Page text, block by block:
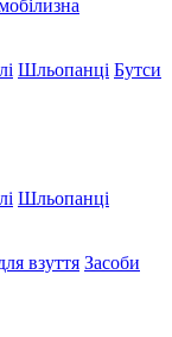
Шльопанці Бутси
Шльопанці
взуття Засоби